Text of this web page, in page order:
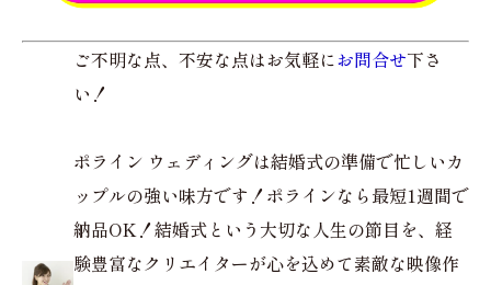
ご不明な点、不安な点はお気軽にお問合せ下さ
い！
ポライン ウェディングは結婚式の準備で忙しいカ
ップルの強い味方です！ポラインなら最短1週間で
納品OK！結婚式という大切な人生の節目を、経
験豊富なクリエイターが心を込めて素敵な映像作